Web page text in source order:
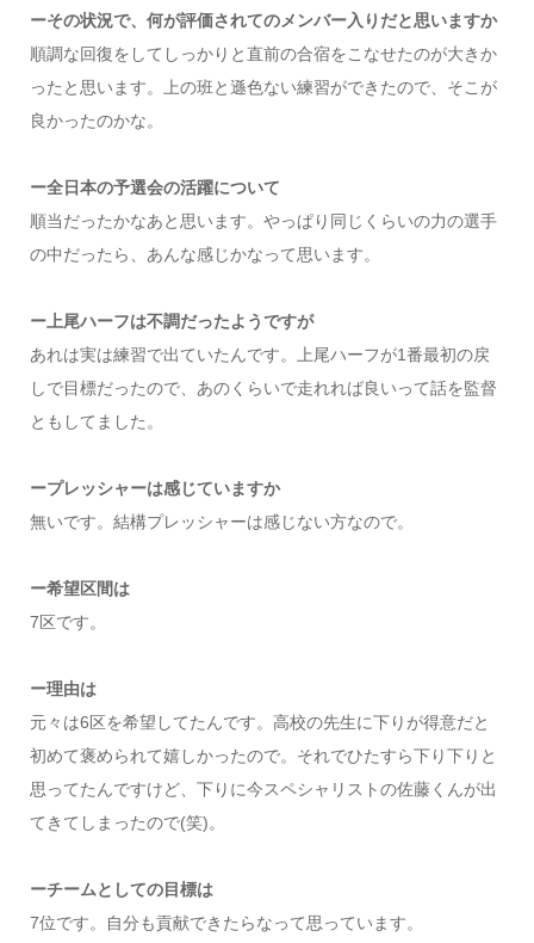
ーその状況で、何が評価されてのメンバー入りだと思いますか
順調な回復をしてしっかりと直前の合宿をこなせたのが大きか
ったと思います。上の班と遜色ない練習ができたので、そこが
良かったのかな。
ー全日本の予選会の活躍について
順当だったかなあと思います。やっぱり同じくらいの力の選手
の中だったら、あんな感じかなって思います。
ー上尾ハーフは不調だったようですが
あれは実は練習で出ていたんです。上尾ハーフが1番最初の戻
しで目標だったので、あのくらいで走れれば良いって話を監督
ともしてました。
ープレッシャーは感じていますか
無いです。結構プレッシャーは感じない方なので。
ー希望区間は
7区です。
ー理由は
元々は6区を希望してたんです。高校の先生に下りが得意だと
初めて褒められて嬉しかったので。それでひたすら下り下りと
思ってたんですけど、下りに今スペシャリストの佐藤くんが出
てきてしまったので(笑)。
ーチームとしての目標は
7位です。自分も貢献できたらなって思っています。